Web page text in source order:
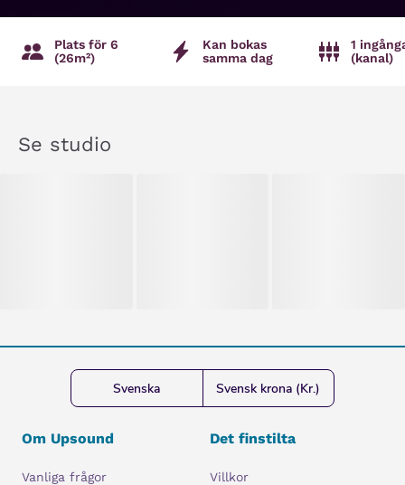
Plats för 6
(26m²)
Kan bokas
samma dag
1
(kanal)
Se studio
Svenska Svensk krona (Kr.)
Om Upsound
Vanliga frågor
Det finstilta
Villkor